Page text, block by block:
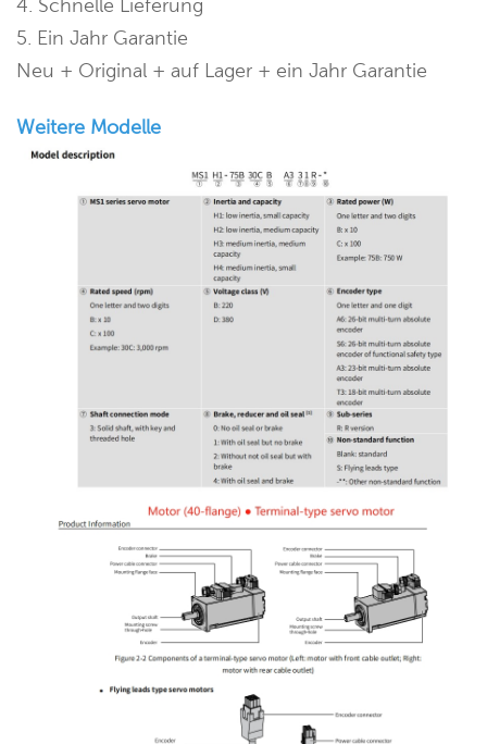
4. Schnelle Lieferung
5. Ein Jahr Garantie
Neu + Original + auf Lager + ein Jahr Garantie
Weitere Modelle